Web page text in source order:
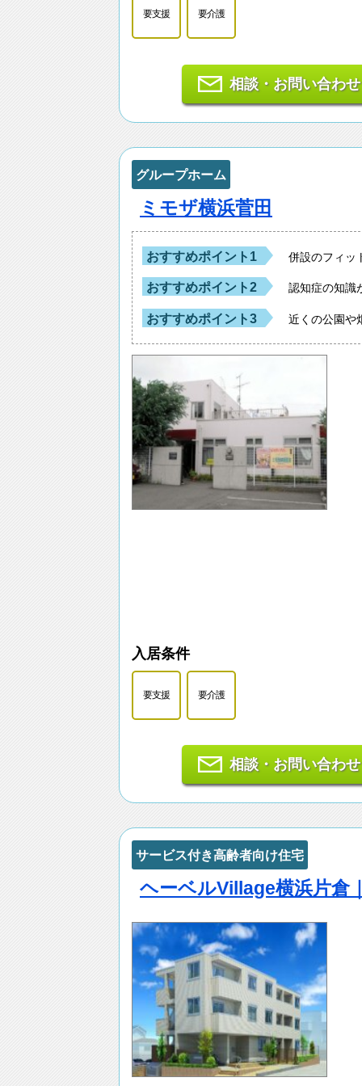
要支援 要介護
相談・お問い合わせ
グループホーム
ミモザ横浜菅田
おすすめポイント1 併設のフィッ
おすすめポイント2 認知症の知識
おすすめポイント3 近くの公園や
入居条件
要支援 要介護
相談・お問い合わせ
サービス付き高齢者向け住宅
ヘーベルVillage横浜片倉